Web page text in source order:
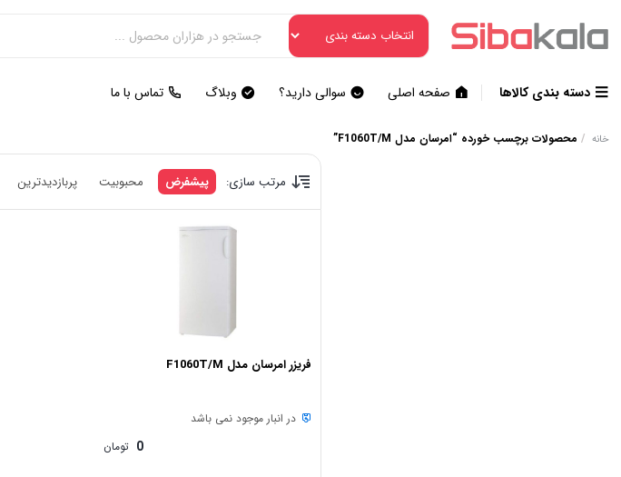
دسته بندی کالاها صفحه اصلی سوالی دارید؟ وبلاگ تماس با ما
خانه / محصولات برچسب خورده “امرسان مدل F1060T/M”
مرتب سازی: پیشفرض محبوبیت پربازدیدترین
فریزر امرسان مدل F1060T/M
در انبار موجود نمی باشد
0 تومان